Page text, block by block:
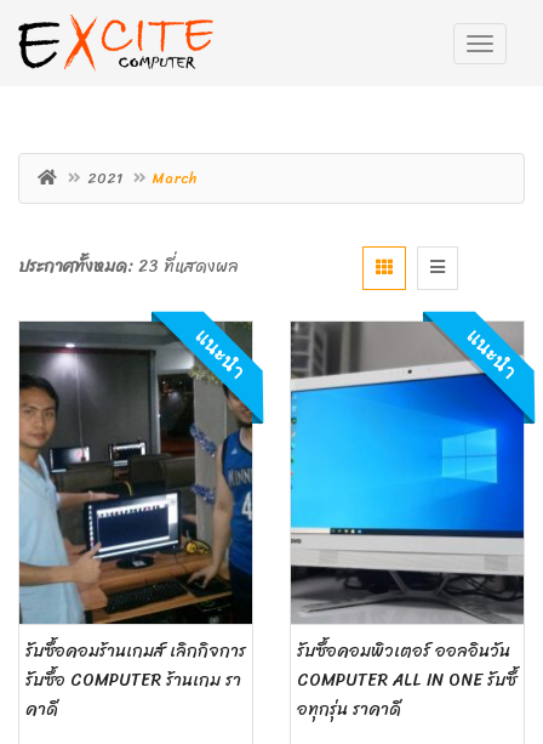
2021 March
ประกาศทั้งหมด:23 ที่แสดงผล
แนะนำ
รับซื้อคอมร้านเกมส์ เลิกกิจการ
รับซื้อ COMPUTER ร้านเกม รา
คาดี
แนะนำ
รับซื้อคอมพิวเตอร์ ออลอินวัน
COMPUTER ALL IN ONE รับซื้
อทุกรุ่น ราคาดี